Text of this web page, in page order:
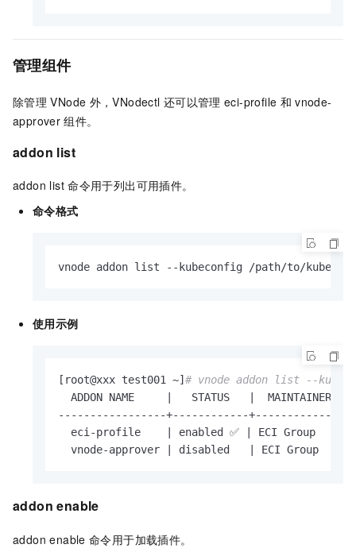
管理组件
除管理 VNode 外，VNodectl 还可以管理 eci-profile 和 vnode-
approver 组件。
addon list
addon list 命令用于列出可用插件。
命令格式
vnode addon list --kubeconfig /path/to/
使用示例
[root@xxx test001 ~] # vnode addon list --
ADDON NAME     |   STATUS   |  MAINTAINER
-----------------+------------
eci-profile    | enabled ✅ | ECI Group
vnode-approver | disabled   | ECI Group
addon enable
addon enable 命令用于加载插件。